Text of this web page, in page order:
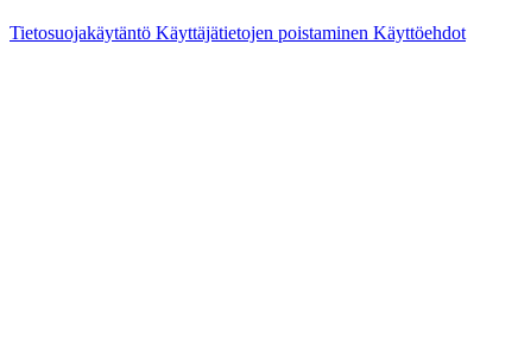
Tietosuojakäytäntö Käyttäjätietojen poistaminen Käyttöehdot